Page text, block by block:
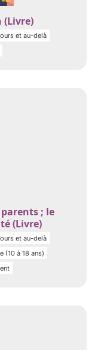
(Livre)
et au-delà
; le
(Livre)
et au-delà
(10 à 18 ans)